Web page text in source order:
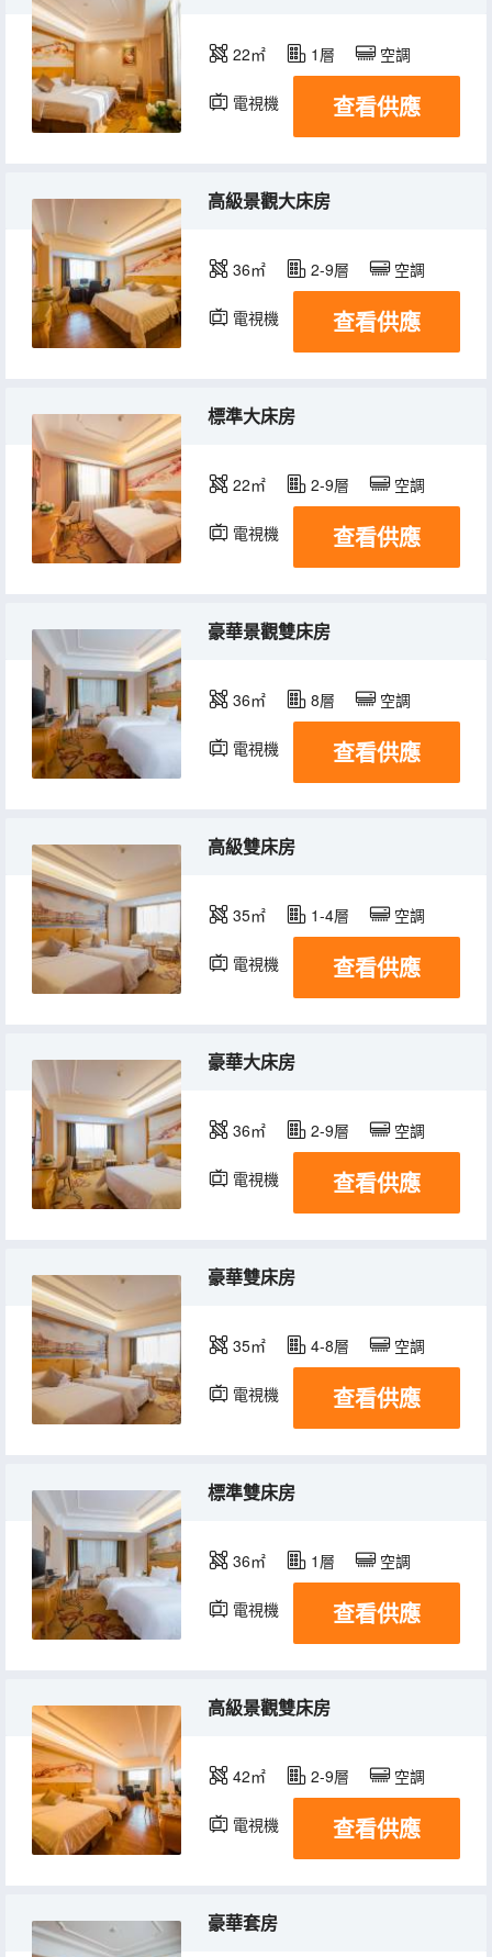
22㎡ 1層 空調
電視機 查看供應
高級景觀大床房
36㎡ 2-9層 空調
電視機 查看供應
標準大床房
22㎡ 2-9層 空調
電視機 查看供應
豪華景觀雙床房
36㎡ 8層 空調
電視機 查看供應
高級雙床房
35㎡ 1-4層 空調
電視機 查看供應
豪華大床房
36㎡ 2-9層 空調
電視機 查看供應
豪華雙床房
35㎡ 4-8層 空調
電視機 查看供應
標準雙床房
36㎡ 1層 空調
電視機 查看供應
高級景觀雙床房
42㎡ 2-9層 空調
電視機 查看供應
豪華套房